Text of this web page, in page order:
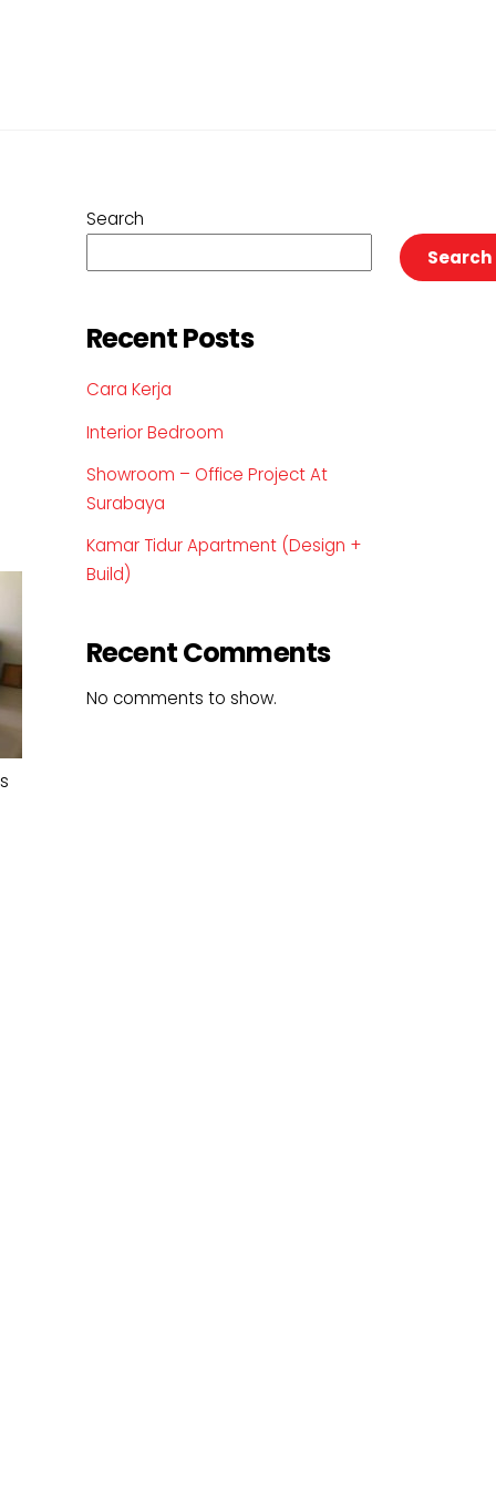
Search
Search
Recent Posts
Cara Kerja
Interior Bedroom
Showroom – Office Project At
Surabaya
Kamar Tidur Apartment (Design +
Build)
Recent Comments
No comments to show.